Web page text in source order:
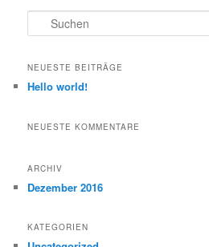
u
h
n
NEUESTE BEITRÄGE
Hello world!
NEUESTE KOMMENTARE
ARCHIV
Dezember 2016
KATEGORIEN